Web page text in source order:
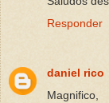
Responder
daniel rico